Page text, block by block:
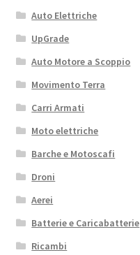
Auto Elettriche
UpGrade
Auto Motore a Scoppio
Movimento Terra
Carri Armati
Moto elettriche
Barche e Motoscafi
Droni
Aerei
Batterie e Caricabatterie
Ricambi